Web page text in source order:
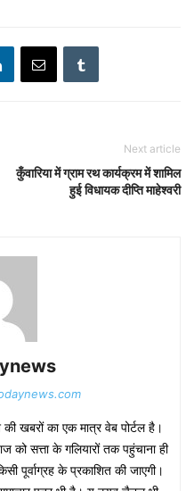
Next article
कुँवारिया में ग्राम रथ कार्यक्रम में शामिल
हुई विधायक दीप्ति माहेश्वरी
खबरों का एक मात्र वेब पोर्टल है।
को सत्ता के गलियारों तक पहुंचाना ही
पूर्वाग्रह के प्रकाशित की जाएगी।